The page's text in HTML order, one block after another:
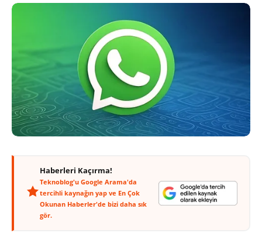
Haberleri Kaçırma!
Teknoblog'u Google Arama'da
tercihli kaynağın yap ve En Çok
Okunan Haberler'de bizi daha sık
gör.